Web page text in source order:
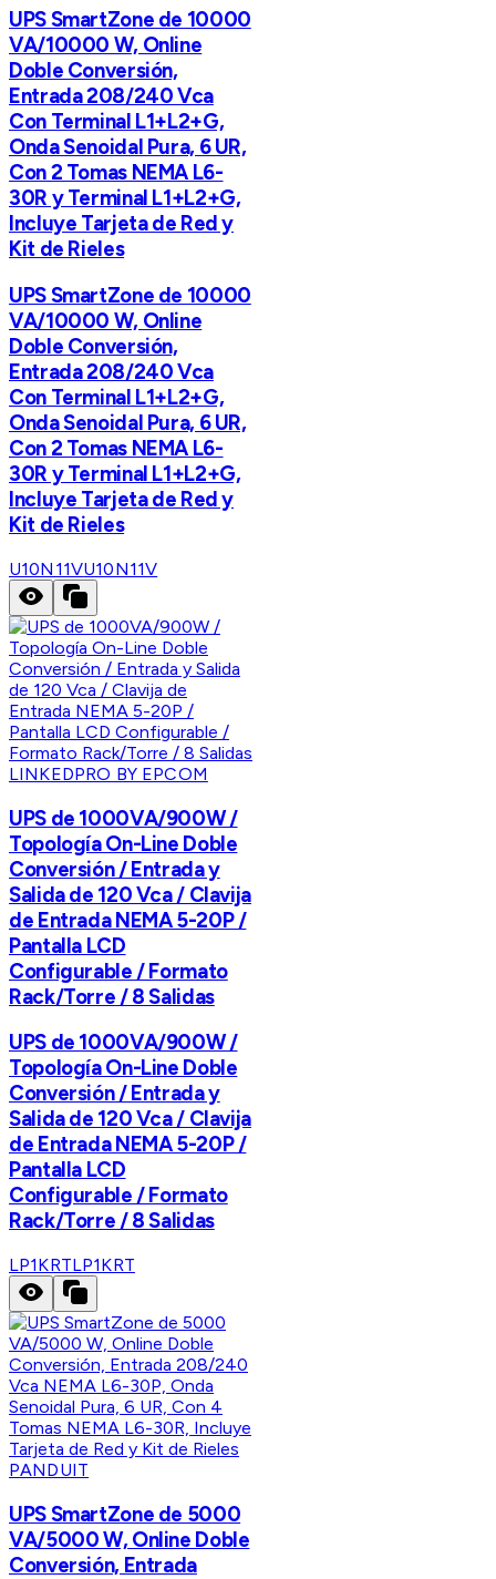
UPS SmartZone de 10000
VA/10000 W, Online
Doble Conversión,
Entrada 208/240 Vca
Con Terminal L1+L2+G,
Onda Senoidal Pura, 6 UR,
Con 2 Tomas NEMA L6-
30R y Terminal L1+L2+G,
Incluye Tarjeta de Red y
Kit de Rieles
UPS SmartZone de 10000
VA/10000 W, Online
Doble Conversión,
Entrada 208/240 Vca
Con Terminal L1+L2+G,
Onda Senoidal Pura, 6 UR,
Con 2 Tomas NEMA L6-
30R y Terminal L1+L2+G,
Incluye Tarjeta de Red y
Kit de Rieles
U10N11VU10N11V
LINKEDPRO BY EPCOM
UPS de 1000VA/900W /
Topología On-Line Doble
Conversión / Entrada y
Salida de 120 Vca / Clavija
de Entrada NEMA 5-20P /
Pantalla LCD
Configurable / Formato
Rack/Torre / 8 Salidas
UPS de 1000VA/900W /
Topología On-Line Doble
Conversión / Entrada y
Salida de 120 Vca / Clavija
de Entrada NEMA 5-20P /
Pantalla LCD
Configurable / Formato
Rack/Torre / 8 Salidas
LP1KRTLP1KRT
PANDUIT
UPS SmartZone de 5000
VA/5000 W, Online Doble
Conversión, Entrada